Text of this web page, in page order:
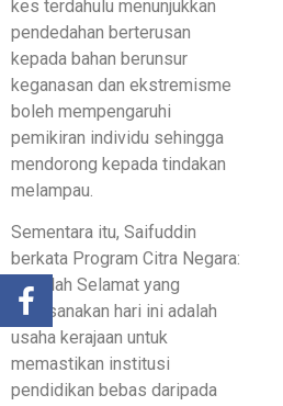
kes terdahulu menunjukkan
pendedahan berterusan
kepada bahan berunsur
keganasan dan ekstremisme
boleh mempengaruhi
pemikiran individu sehingga
mendorong kepada tindakan
melampau.
Sementara itu, Saifuddin
berkata Program Citra Negara:
Sekolah Selamat yang
dilaksanakan hari ini adalah
usaha kerajaan untuk
memastikan institusi
pendidikan bebas daripada